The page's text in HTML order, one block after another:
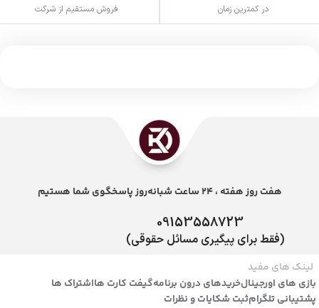
در کمترین زمان فروش مستقیم از شرکت
هفت روز هفته ، 24 ساعت شبانه‌روز پاسخگوی شما هستیم
09153558723
(فقط برای پیگیری مسائل حقوقی)
لینک های مفید
بازی های اورجینالخریدهای درون برنامهگیفت کارت هااشتراک ها
پشتیبانی تلگرامثبت شکایات و نظرات